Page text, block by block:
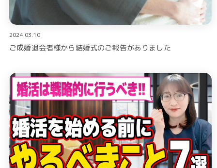
2024.03.10
ご成婚退会者様から結婚式のご報告がありました